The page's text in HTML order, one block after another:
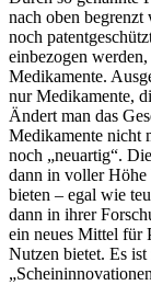
nach oben begrenzt
noch
einbezogen
Medikamente.
nur Medikamente,
Ändert man das
Medikamente nicht
noch „neuartig“.
dann in voller Höhe
bieten – egal wie
dann in ihrer
ein neues Mittel für
Nutzen bietet. Es